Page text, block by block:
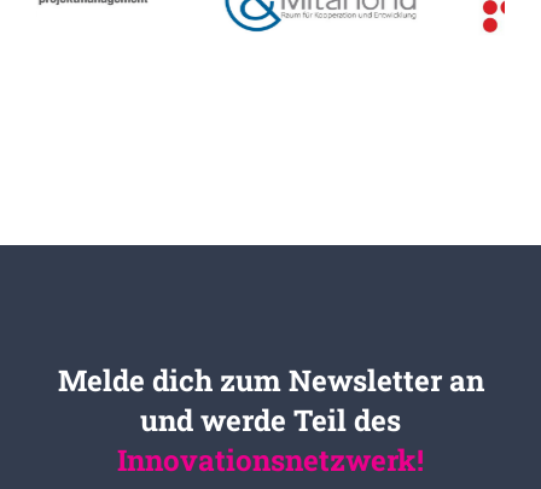
Melde dich zum Newsletter an
und werde Teil des
Innovationsnetzwerk!